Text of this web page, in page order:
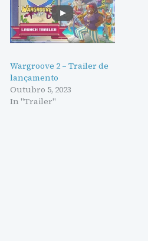
Wargroove 2 – Trailer de
lançamento
Outubro 5, 2023
In "Trailer"